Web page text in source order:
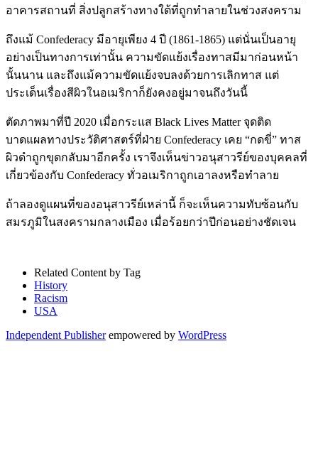
อาคารสถานที่ สิ่งปลูกสร้างทางใต้ที่ถูกทำลายในช่วงสงคราม
ถึงแม้ Confederacy มีอายุเพียง 4 ปี (1861-1865) แต่นั่นเป็นอายุ
อย่างเป็นทางการเท่านั้น ความขัดแย้งเรื่องทาสมีมาก่อนหน้า
นั้นนาน และถึงแม้ความขัดแย้งจบลงด้วยการเลิกทาส แต่
ประเด็นเรื่องสีผิวในอเมริกาก็ยังคงอยู่มาจนถึงวันนี้
ตัดภาพมาที่ปี 2020 เมื่อกระแส Black Lives Matter จุดติด
บาดแผลทางประวัติศาสตร์ที่ฝ่าย Confederacy เคย “กดขี่” ทาส
ผิวดำถูกขุดกลับมาอีกครั้ง เราจึงเห็นข่าวอนุสาวรีย์ของบุคคลที่
เกี่ยวข้องกับ Confederacy ทั่วอเมริกาถูกเอาลงหรือทำลาย
ถ้าลองดูแผนที่ของอนุสาวรีย์เหล่านี้ ก็จะเห็นความทับซ้อนกับ
สมรภูมิในสงครามกลางเมือง เมื่อร้อยกว่าปีก่อนอย่างชัดเจน
Related Content by Tag
History
Racism
USA
Independent Publisherempowered by WordPress